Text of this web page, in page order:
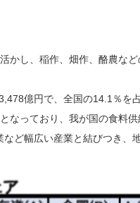
かし、稲作、畑作、酪農な
億円で、全国の14.1％を
なっており、我が国の食料
ど幅広い産業と結びつき、